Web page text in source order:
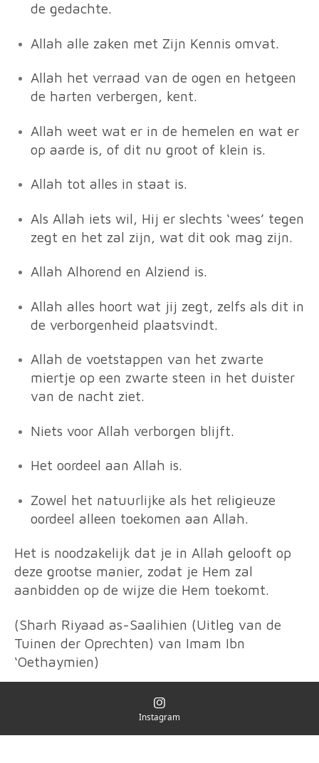
de gedachte.
Allah alle zaken met Zijn Kennis omvat.
Allah het verraad van de ogen en hetgeen
de harten verbergen, kent.
Allah weet wat er in de hemelen en wat er
op aarde is, of dit nu groot of klein is.
Allah tot alles in staat is.
Als Allah iets wil, Hij er slechts ‘wees’ tegen
zegt en het zal zijn, wat dit ook mag zijn.
Allah Alhorend en Alziend is.
Allah alles hoort wat jij zegt, zelfs als dit in
de verborgenheid plaatsvindt.
Allah de voetstappen van het zwarte
miertje op een zwarte steen in het duister
van de nacht ziet.
Niets voor Allah verborgen blijft.
Het oordeel aan Allah is.
Zowel het natuurlijke als het religieuze
oordeel alleen toekomen aan Allah.
Het is noodzakelijk dat je in Allah gelooft op
deze grootse manier, zodat je Hem zal
aanbidden op de wijze die Hem toekomt.
(Sharh Riyaad as-Saalihien (Uitleg van de
Tuinen der Oprechten) van Imam Ibn
‘Oethaymien)
© 2020 Instagram en Snapchat @jouw_broeder
Instagram